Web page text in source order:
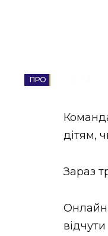
дітям,
Зараз
Онлайн